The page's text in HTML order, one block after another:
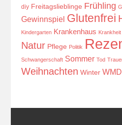
diy Freitagslieblinge Frühling
Gewinnspiel Glutenfrei
Kindergarten Krankenhaus Krankheit
Natur Pflege Politik
Schwangerschaft Sommer Tod
Weihnachten Winter